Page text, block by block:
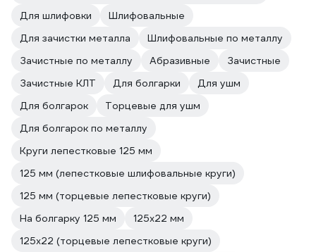
Для шлифовки
Шлифовальные
Для зачистки металла
Шлифовальные по металлу
Зачистные по металлу
Абразивные
Зачистные
Зачистные КЛТ
Для болгарки
Для ушм
Для болгарок
Торцевые для ушм
Для болгарок по металлу
Круги лепестковые 125 мм
125 мм (лепестковые шлифовальные круги)
125 мм (торцевые лепестковые круги)
На болгарку 125 мм
125х22 мм
125х22 (торцевые лепестковые круги)